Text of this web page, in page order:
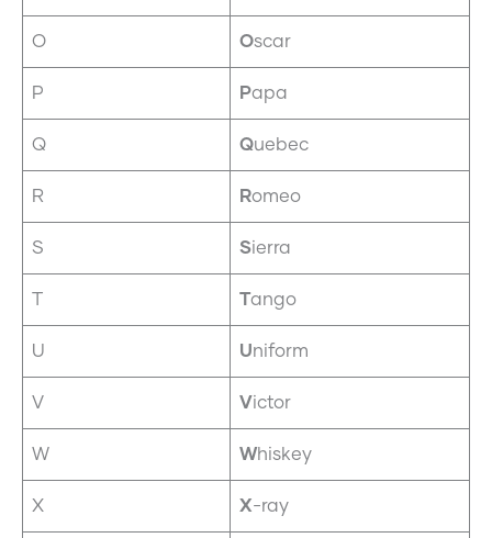
O Oscar
P Papa
Q Quebec
R Romeo
S Sierra
T Tango
U Uniform
V Victor
W Whiskey
X X-ray